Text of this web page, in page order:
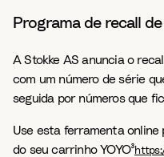
Programa de recall
A Stokke AS anuncia o
com um número de série
seguida por números que
Use esta ferramenta
do seu carrinho YOYO³